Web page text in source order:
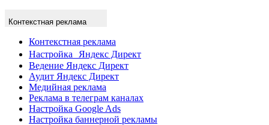
Контекстная реклама
Контекстная реклама
Настройка Яндекс Директ
Ведение Яндекс Директ
Аудит Яндекс Директ
Медийная реклама
Реклама в телеграм каналах
Настройка Google Ads
Настройка баннерной рекламы